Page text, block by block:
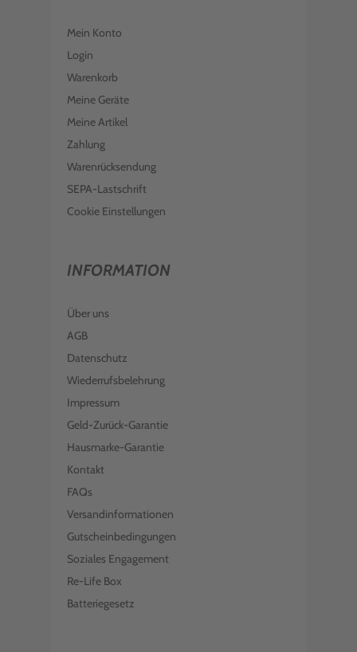
Mein Konto
Login
Warenkorb
Meine Geräte
Meine Artikel
Zahlung
Warenrücksendung
SEPA-Lastschrift
Cookie Einstellungen
INFORMATION
Über uns
AGB
Datenschutz
Wiederrufsbelehrung
Impressum
Geld-Zurück-Garantie
Hausmarke-Garantie
Kontakt
FAQs
Versandinformationen
Gutscheinbedingungen
Soziales Engagement
Re-Life Box
Batteriegesetz